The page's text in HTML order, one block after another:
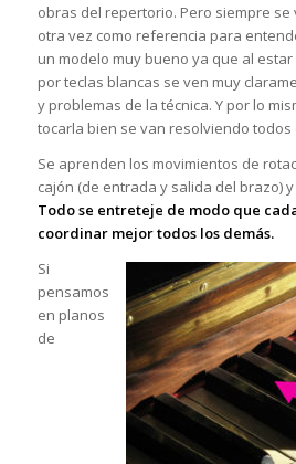
obras del repertorio. Pero siempre se
otra vez como referencia para
un modelo muy bueno ya que al
por teclas blancas se ven muy
y problemas de la técnica. Y por lo
tocarla bien se van resolviendo todos
Se aprenden los movimientos de
cajón (de entrada y salida del brazo)
Todo se entreteje de modo que
coordinar mejor todos los demás.
Si
pensamos
en planos
de